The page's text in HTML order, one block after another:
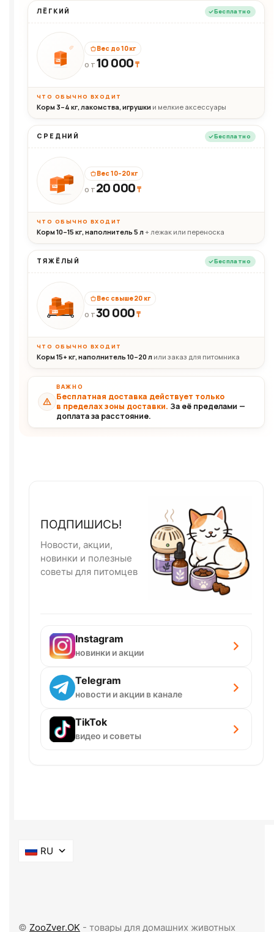
ЛЁГКИЙ Бесплатно
10кг
Вес до 10 кг
ОТ 10 000₸
ЧТО ОБЫЧНО ВХОДИТ
Корм 3–4 кг, лакомства, игрушки и мелкие аксессуары
СРЕДНИЙ Бесплатно
20кг
Вес 10–20 кг
ОТ 20 000₸
ЧТО ОБЫЧНО ВХОДИТ
Корм 10–15 кг, наполнитель 5 л+ лежак или переноска
ТЯЖЁЛЫЙ Бесплатно
30+кг
Вес свыше 20 кг
ОТ30 000₸
ЧТО ОБЫЧНО ВХОДИТ
Корм 15+ кг, наполнитель 10–20 л или заказ для питомника
ВАЖНО
Бесплатная доставка действует только
в пределах зоны доставки. За её пределами —
доплата за расстояние.
ПОДПИШИСЬ!
Новости, акции,
новинки и полезные
советы для питомцев
Instagram
новинки и акции
Telegram
новости и акции в канале
TikTok
видео и советы
RU
© ZooZver.OK - товары для домашних животных